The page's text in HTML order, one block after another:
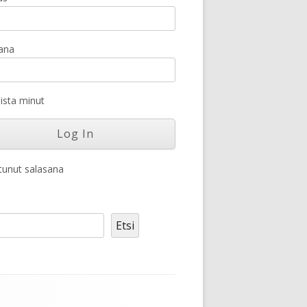
minut
salasana
Etsi